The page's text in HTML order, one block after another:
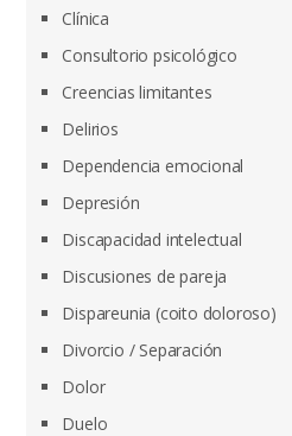
Clínica
Consultorio psicológico
Creencias limitantes
Delirios
Dependencia emocional
Depresión
Discapacidad intelectual
Discusiones de pareja
Dispareunia (coito doloroso)
Divorcio / Separación
Dolor
Duelo